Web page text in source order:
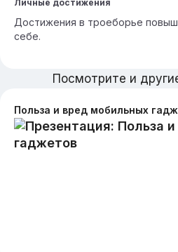
Личные достижения
Достижения в троеборье
себе.
Посмотрите и
Польза и вред мобильных